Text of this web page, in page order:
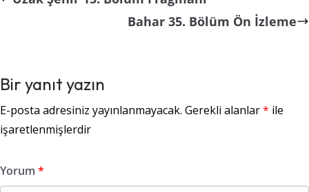
Bahar 35. Bölüm Ön İzleme
Bir yanıt yazın
E-posta adresiniz yayınlanmayacak. Gerekli alanlar* ile
işaretlenmişlerdir
Yorum *